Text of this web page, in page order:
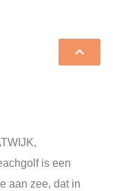
is een
aan zee, dat in